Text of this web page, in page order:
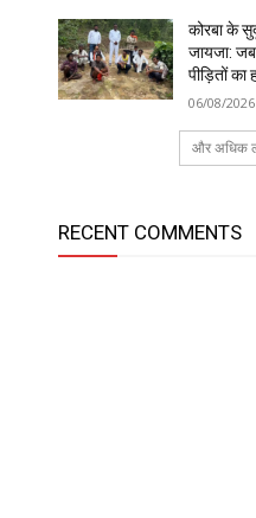
कोरबा के
जायजा:
पीड़ितों
06/08/2026
और अधिक
RECENT COMMENTS